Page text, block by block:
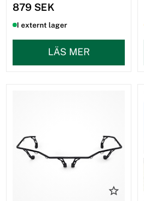
879 SEK
I externt lager
LÄS MER